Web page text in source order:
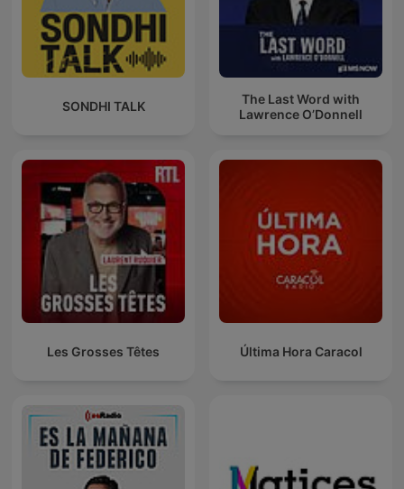
SONDHI TALK
The Last Word with
Lawrence O’Donnell
Les Grosses Têtes Última Hora Caracol